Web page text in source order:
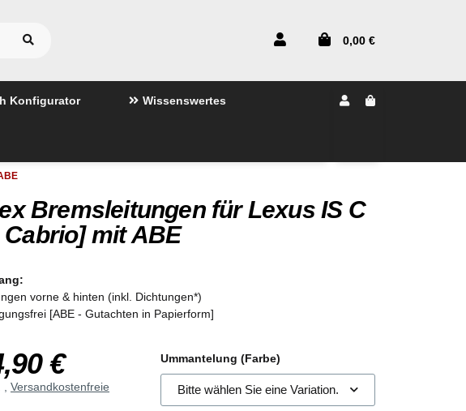
0,00 €
Konfigurator Wissenswertes
Bremsleitungen für Lexus IS C
Cabrio] mit ABE
vorne & hinten (inkl. Dichtungen*)
[ABE - Gutachten in Papierform]
€
Versandkostenfreie
Ummantelung (Farbe)
Bitte wählen Sie eine Variation.